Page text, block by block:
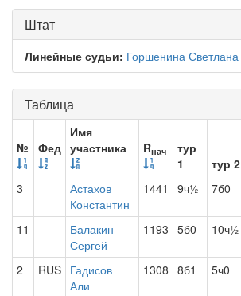
Штат
Линейные судьи: Горшенина Светлана
Таблица
№ Фед
Имя
участника
Rнач
тур
1
тур 2
3
Астахов
Константин
1441 9ч½ 7б0
11
Балакин
Сергей
1193 5б0 10ч½
2 RUS Гадисов
Али
1308 8б1 5ч0